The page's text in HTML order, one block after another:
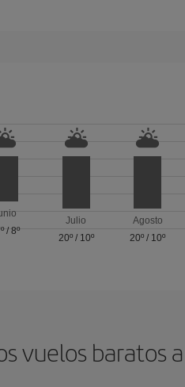
/ 8º
Julio
20º/ 10º
Agosto
20º / 10º
vuelos baratos